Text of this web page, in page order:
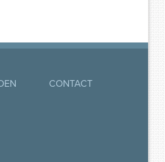
CONTACT